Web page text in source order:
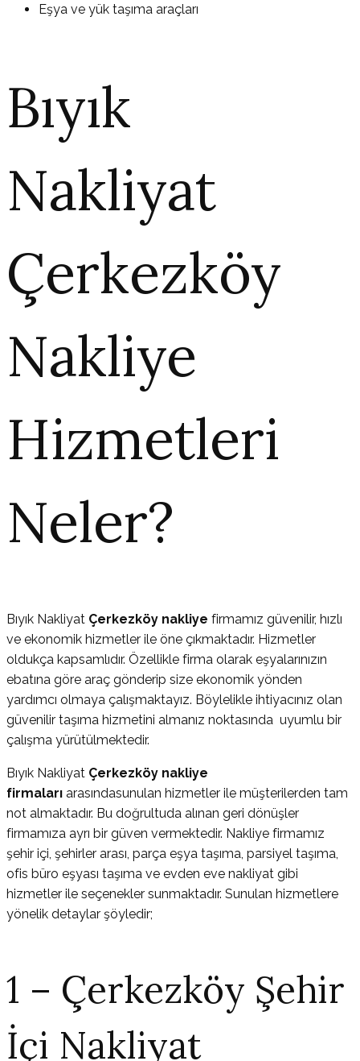
Eşya ve yük taşıma araçları
Bıyık
Nakliyat
Çerkezköy
Nakliye
Hizmetleri
Neler?
Bıyık Nakliyat Çerkezköy nakliye firmamız güvenilir, hızlı
ve ekonomik hizmetler ile öne çıkmaktadır. Hizmetler
oldukça kapsamlıdır. Özellikle firma olarak eşyalarınızın
ebatına göre araç gönderip size ekonomik yönden
yardımcı olmaya çalışmaktayız. Böylelikle ihtiyacınız olan
güvenilir taşıma hizmetini almanız noktasında uyumlu bir
çalışma yürütülmektedir.
Bıyık Nakliyat Çerkezköy nakliye
firmaları arasındasunulan hizmetler ile müşterilerden tam
not almaktadır. Bu doğrultuda alınan geri dönüşler
firmamıza ayrı bir güven vermektedir. Nakliye firmamız
şehir içi, şehirler arası, parça eşya taşıma, parsiyel taşıma,
ofis büro eşyası taşıma ve evden eve nakliyat gibi
hizmetler ile seçenekler sunmaktadır. Sunulan hizmetlere
yönelik detaylar şöyledir;
1 – Çerkezköy Şehir
İçi Nakliyat